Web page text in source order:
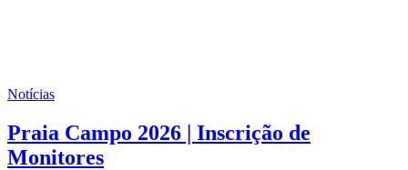
Notícias
Praia Campo 2026 | Inscrição de
Monitores